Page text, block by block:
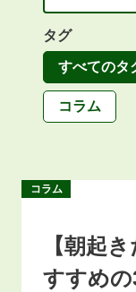
タグ
すべてのタ
コラム
コラム
【朝起
すすめの